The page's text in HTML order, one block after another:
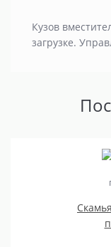
Кузов
загрузке.